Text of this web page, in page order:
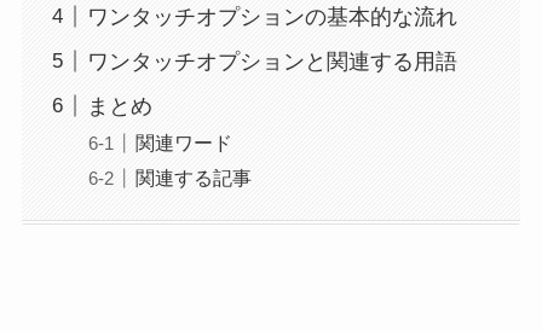
ワンタッチオプションの基本的な流れ
ワンタッチオプションと関連する用語
まとめ
関連ワード
関連する記事